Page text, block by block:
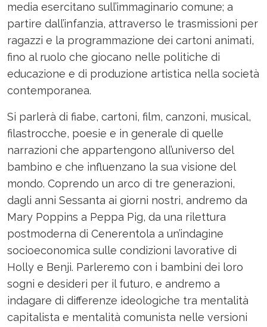
media esercitano sull’immaginario comune; a
partire dall’infanzia, attraverso le trasmissioni per
ragazzi e la programmazione dei cartoni animati,
fino al ruolo che giocano nelle politiche di
educazione e di produzione artistica nella società
contemporanea.
Si parlerà di fiabe, cartoni, film, canzoni, musical,
filastrocche, poesie e in generale di quelle
narrazioni che appartengono all’universo del
bambino e che influenzano la sua visione del
mondo. Coprendo un arco di tre generazioni,
dagli anni Sessanta ai giorni nostri, andremo da
Mary Poppins a Peppa Pig, da una rilettura
postmoderna di Cenerentola a un’indagine
socioeconomica sulle condizioni lavorative di
Holly e Benji. Parleremo con i bambini dei loro
sogni e desideri per il futuro, e andremo a
indagare di differenze ideologiche tra mentalità
capitalista e mentalità comunista nelle versioni